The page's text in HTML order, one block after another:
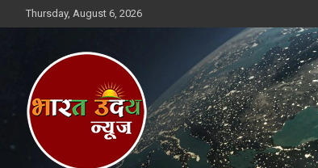
to
Thursday, August 6, 2026